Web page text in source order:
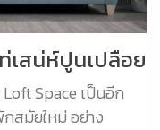
เสน่ห์ปูนเปลือย
Space เป็นอีก
สมัยใหม่ อย่าง